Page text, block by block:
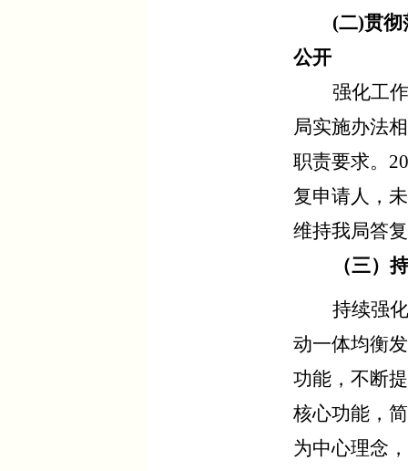
(二)贯彻
公开
强化工
局实施办法
职责要求。
复申请人，
维持我局答
（三）
持续强
动一体均衡
功能，不断
核心功能，
为中心理念